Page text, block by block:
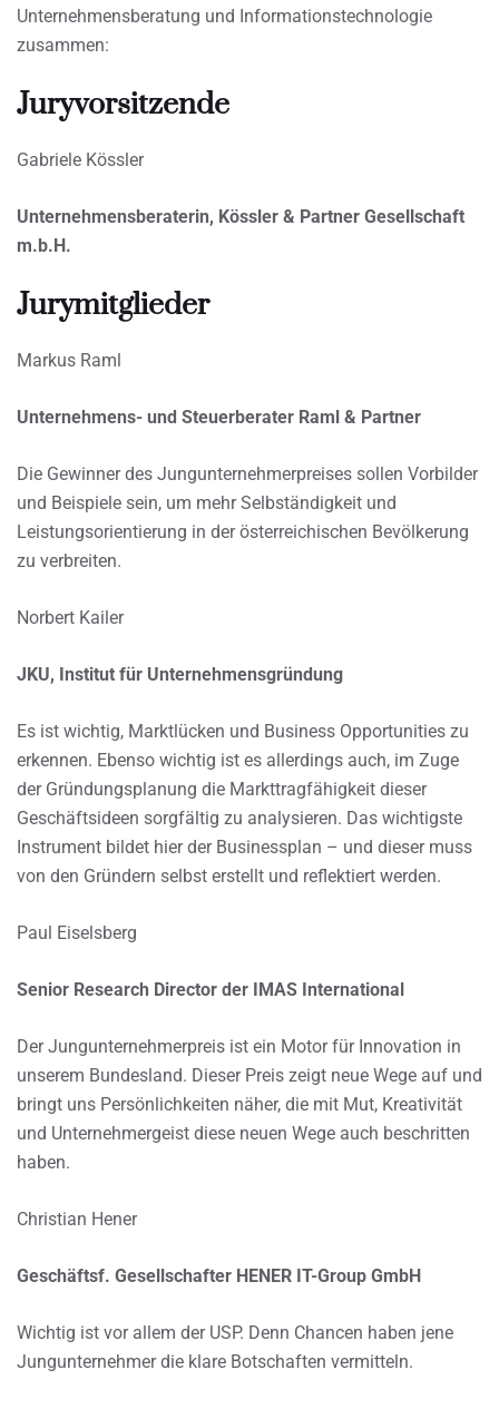
Unternehmensberatung und Informationstechnologie
zusammen:
Juryvorsitzende
Gabriele Kössler
Unternehmensberaterin, Kössler & Partner Gesellschaft
m.b.H.
Jurymitglieder
Markus Raml
Unternehmens- und Steuerberater Raml & Partner
Die Gewinner des Jungunternehmerpreises sollen Vorbilder
und Beispiele sein, um mehr Selbständigkeit und
Leistungsorientierung in der österreichischen Bevölkerung
zu verbreiten.
Norbert Kailer
JKU, Institut für Unternehmensgründung
Es ist wichtig, Marktlücken und Business Opportunities zu
erkennen. Ebenso wichtig ist es allerdings auch, im Zuge
der Gründungsplanung die Markttragfähigkeit dieser
Geschäftsideen sorgfältig zu analysieren. Das wichtigste
Instrument bildet hier der Businessplan – und dieser muss
von den Gründern selbst erstellt und reflektiert werden.
Paul Eiselsberg
Senior Research Director der IMAS International
Der Jungunternehmerpreis ist ein Motor für Innovation in
unserem Bundesland. Dieser Preis zeigt neue Wege auf und
bringt uns Persönlichkeiten näher, die mit Mut, Kreativität
und Unternehmergeist diese neuen Wege auch beschritten
haben.
Christian Hener
Geschäftsf. Gesellschafter HENER IT-Group GmbH
Wichtig ist vor allem der USP. Denn Chancen haben jene
Jungunternehmer die klare Botschaften vermitteln.